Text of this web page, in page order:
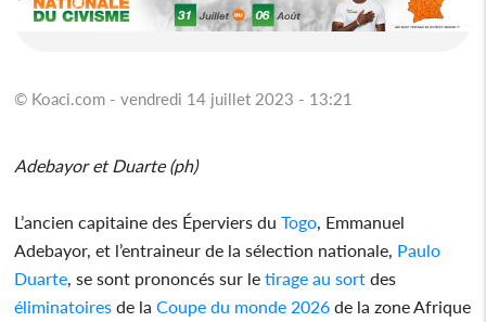
© Koaci.com - vendredi 14 juillet 2023 - 13:21
Adebayor et Duarte (ph)
L’ancien capitaine des Éperviers duTogo, Emmanuel
Adebayor, et l’entraineur de la sélection nationale, Paulo
Duarte, se sont prononcés sur le tirage au sort des
éliminatoires de la Coupe du monde 2026 de la zone Afrique